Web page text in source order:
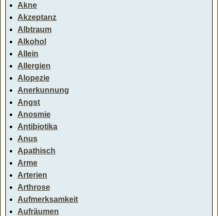
Akne
Akzeptanz
Albtraum
Alkohol
Allein
Allergien
Alopezie
Anerkunnung
Angst
Anosmie
Antibiotika
Anus
Apathisch
Arme
Arterien
Arthrose
Aufmerksamkeit
Aufräumen